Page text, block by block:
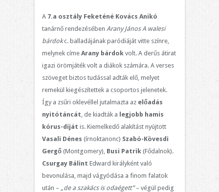
A 7.a osztály Feketéné Kovács Anikó
tanárnő rendezésében Arany János A walesi
bárdokc. balladájának paródiáját vitte színre,
melynek címe Arany bárdokvolt. A derűs átirat
igazi örömjáték volt a diákok számára. A verses
szöveget biztos tudással adták elő, melyet
remekül kiegészítettek a csoportos jelenetek.
Így a zsűri oklevéllel jutalmazta az előadás
nyitótáncát , de kiadták a legjobb hamis
kórus-díját is. Kiemelkedő alakítást nyújtott
Vasali Dénes (írnoktanonc) Szabó-Kövesdi
Gergő(Montgomery), Busi Patrik(Fődalnok).
Csurgay Bálint Edward királyként való
bevonulása, majd vágyódása a finom falatok
után – „de a szakács is odaégett”– végül pedig